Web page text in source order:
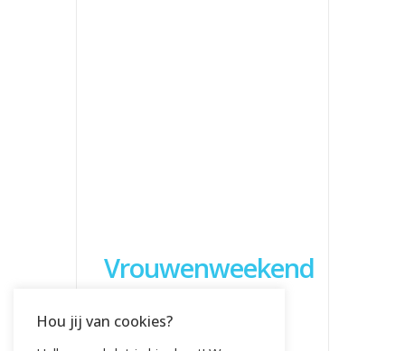
Vrouwenweekend
Verbinding
Hou jij van cookies?